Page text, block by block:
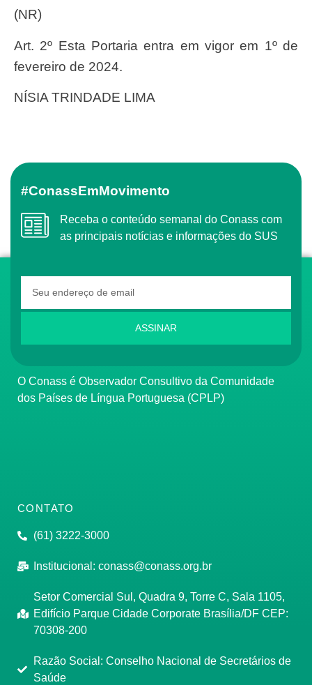
(NR)
Art. 2º Esta Portaria entra em vigor em 1º de
fevereiro de 2024.
NÍSIA TRINDADE LIMA
#ConassEmMovimento
Receba o conteúdo semanal do Conass com
as principais notícias e informações do SUS
ASSINAR
O Conass é Observador Consultivo da Comunidade
dos Países de Língua Portuguesa (CPLP)
CONTATO
(61) 3222-3000
Institucional: conass@conass.org.br
Setor Comercial Sul, Quadra 9, Torre C, Sala 1105,
Edifício Parque Cidade Corporate Brasília/DF CEP:
70308-200
Razão Social: Conselho Nacional de Secretários de
Saúde